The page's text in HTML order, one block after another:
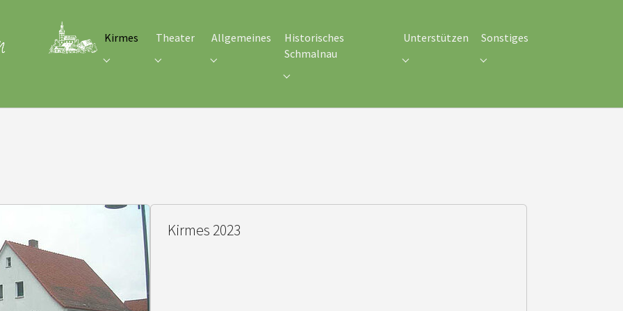
Kirmes
Submenu for "Kirmes"
Theater
Submenu for "Theater"
Allgemeines
Submenu for "Allgemeines"
Historisches
Schmalnau
Submenu for "Historisches Schmalnau"
Unterstützen
Submenu for "Unterstützen"
Sonstiges
Submenu for "Sonstiges"
Kirmes 2023